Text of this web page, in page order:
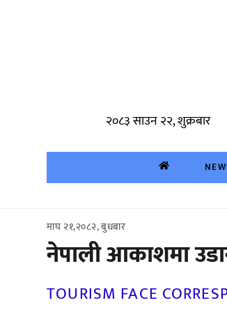
२०८३ साउन २२, शुक्रबार
माघ २१,२०८२, बुधबार
नेपाली आकाशमा
TOURISM FACE